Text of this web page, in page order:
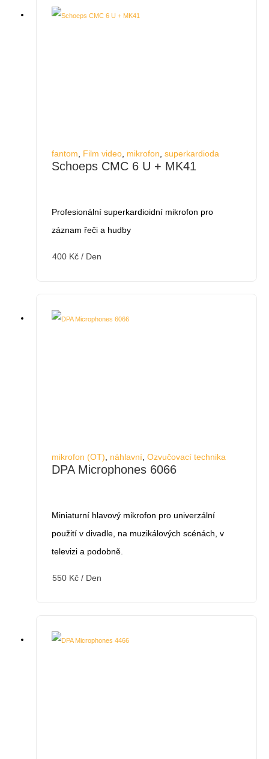
fantom Film video mikrofon superkardioda
Schoeps CMC 6 U + MK41
Profesionální superkardioidní mikrofon pro
záznam řeči a hudby
400 Kč / Den
mikrofon (OT) náhlavní Ozvučovací technika
DPA Microphones 6066
Miniaturní hlavový mikrofon pro univerzální
použití v divadle, na muzikálových scénách, v
televizi a podobně.
550 Kč / Den